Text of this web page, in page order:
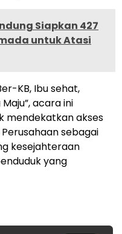
Siapkan 427
untuk Atasi
KB, Ibu sehat,
acara ini
mendekatkan akses
sebagai
kesejahteraan
yang